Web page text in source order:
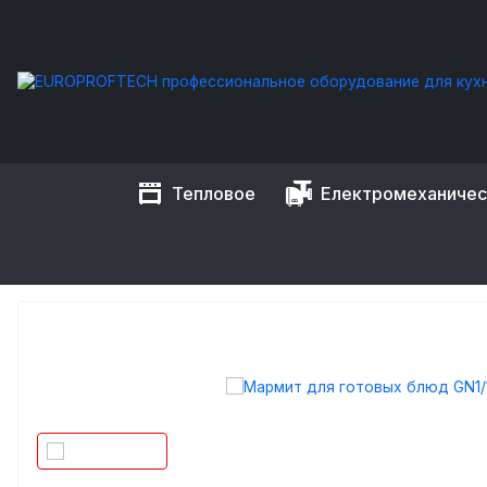
Тепловое
EUROPROFTECH Тепловое оборудование Мармиты и
МАРМИТ ДЛЯ ГОТОВЫХ